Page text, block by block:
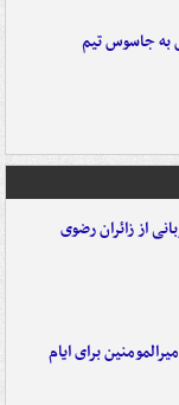
به جاسوس تیم
از زائران رضوی
برای ایام